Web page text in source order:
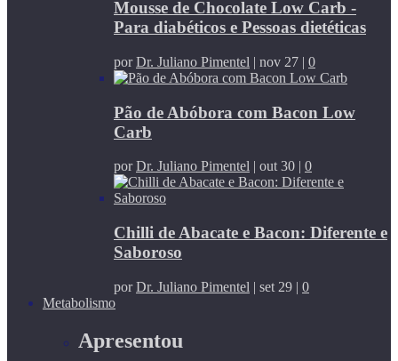
Mousse de Chocolate Low Carb -
Para diabéticos e Pessoas dietéticas
porDr. Juliano Pimentel | nov 27 | 0
Pão de Abóbora com Bacon Low
Carb
porDr. Juliano Pimentel | out 30 | 0
Chilli de Abacate e Bacon: Diferente e
Saboroso
porDr. Juliano Pimentel | set 29 | 0
Metabolismo
Apresentou